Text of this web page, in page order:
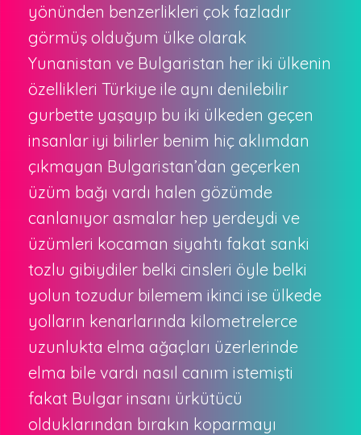
yönünden benzerlikleri çok fazladır
görmüş olduğum ülke olarak
Yunanistan ve Bulgaristan her iki ülkenin
özellikleri Türkiye ile aynı denilebilir
gurbette yaşayıp bu iki ülkeden geçen
insanlar iyi bilirler benim hiç aklımdan
çıkmayan Bulgaristan’dan geçerken
üzüm bağı vardı halen gözümde
canlanıyor asmalar hep yerdeydi ve
üzümleri kocaman siyahtı fakat sanki
tozlu gibiydiler belki cinsleri öyle belki
yolun tozudur bilemem ikinci ise ülkede
yolların kenarlarında kilometrelerce
uzunlukta elma ağaçları üzerlerinde
elma bile vardı nasıl canım istemişti
fakat Bulgar insanı ürkütücü
olduklarından bırakın koparmayı